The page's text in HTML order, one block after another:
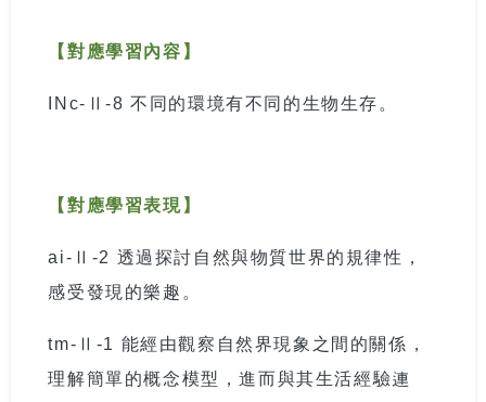
【對應學習內容】
INc- Ⅱ-8不同的環境有不同的生物生存。
【對應學習表現】
ai- Ⅱ -2 透過探討自然與物質世界的規律性，
感受發現的樂趣。
tm- Ⅱ -1 能經由觀察自然界現象之間的關係，
理解簡單的概念模型，進而與其生活經驗連